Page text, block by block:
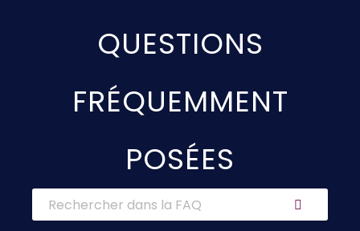
QUESTIONS
FRÉQUEMMENT
POSÉES